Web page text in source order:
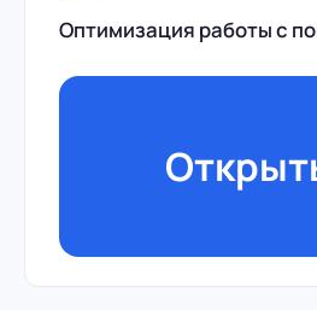
Оптимизация работы с